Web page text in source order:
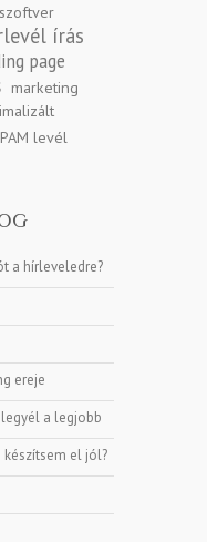
írás
page
marketing
levél
a hírleveledre?
ereje
a legjobb
el jól?